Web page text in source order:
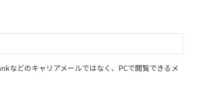
などのキャリアメールではなく、PCで閲覧できるメ